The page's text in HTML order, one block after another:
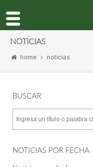
NOTICIAS
home noticias
BUSCAR
NOTICIAS POR FECHA